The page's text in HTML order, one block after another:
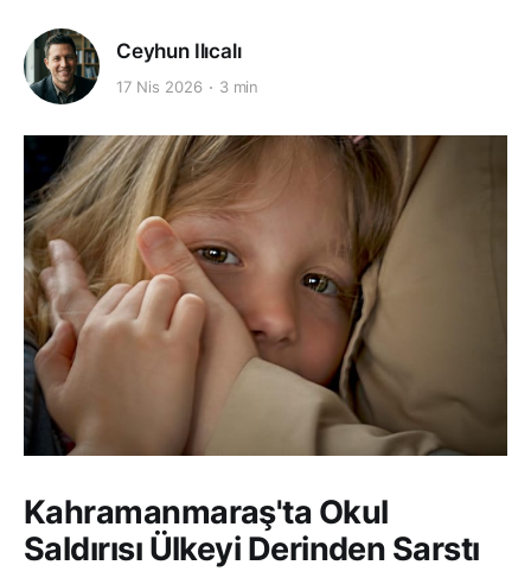
Ceyhun Ilıcalı
17 Nis 2026 3 min
Kahramanmaraş'ta Okul
Saldırısı Ülkeyi Derinden Sarstı